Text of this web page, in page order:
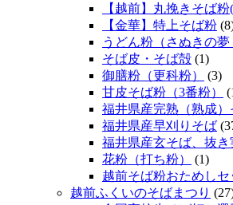
【越前】丸挽きそば
【金華】特上そば粉
うどん粉（さぬきの夢
そば皮・そば殻 (1)
御膳粉（更科粉）
(3)
甘皮そば粉（3番粉）
福井県産完熟（熟成）
福井県産早刈りそば
福井県産玄そば、抜き
花粉（打ち粉）
(1)
越前そば粉おためしセ
越前ふくいのそばまつり